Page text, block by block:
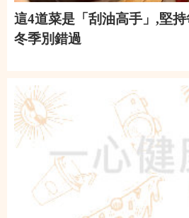
這4道菜是「刮油高手」,堅
冬季別錯過